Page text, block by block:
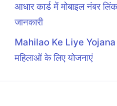
आधार कार्ड में मोबाइल नंबर
जानकारी
Mahilao Ke Liye
महिलाओं के लिए योजनाएं